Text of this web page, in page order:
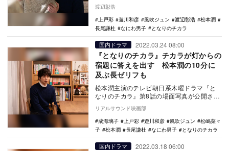
ァイナル。注目は前回、灯（上戸彩）から
出された宿題…
渡辺彰浩
上戸彩
遊川和彦 風吹ジュン 渡辺彰浩
松本潤
長尾謙杜
なにわ男子 となりのチカラ
国内ドラマ 2022.03.24 08:00
『となりのチカラ』チカラが灯からの
宿題に答えを出す 松本潤の10分に
及ぶ長ゼリフも
松本潤主演のテレビ朝日系木曜ドラマ『と
なりのチカラ』第8話の場面写真が公開され
た。 『家政婦のミタ』（日本テレビ
系）、『過保…
リアルサウンド映画部
成海璃子
上戸彩 遊川和彦 風吹ジュン
松嶋菜々
子
松本潤 長尾謙杜 なにわ男子 となりのチカラ
国内ドラマ 2022.03.18 06:00